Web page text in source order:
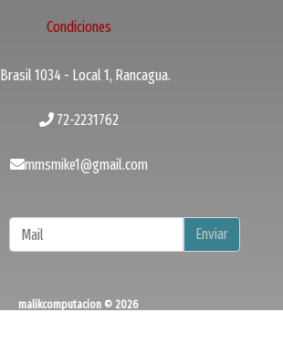
Condiciones
Brasil 1034 - Local 1, Rancagua.
72-2231762
mmsmike1@gmail.com
Enviar
malikcomputacion © 2026